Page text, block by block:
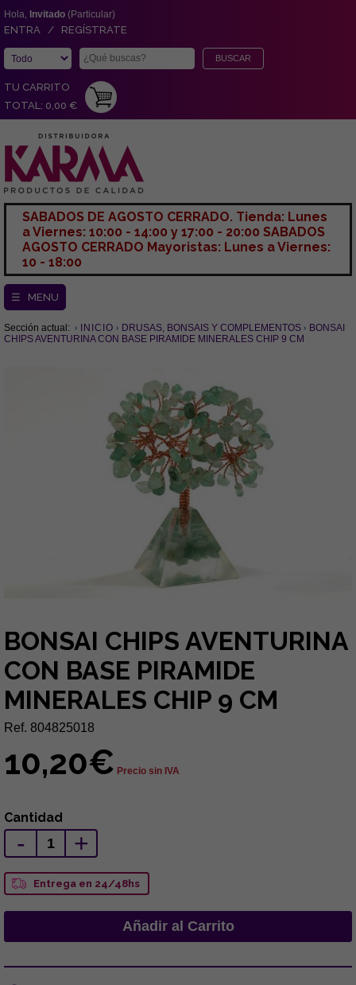
Hola, Invitado (Particular)
ENTRA / REGÍSTRATE
TU CARRITO
TOTAL: 0,00 €
SABADOS DE AGOSTO CERRADO. Tienda: Lunes
a Viernes: 10:00 - 14:00 y 17:00 - 20:00 SABADOS
AGOSTO CERRADO Mayoristas: Lunes a Viernes:
10 - 18:00
☰ MENU
Sección actual: INICIO DRUSAS, BONSAIS Y COMPLEMENTOS
BONSAI
CHIPS AVENTURINA CON BASE PIRAMIDE MINERALES CHIP 9 CM
BONSAI CHIPS AVENTURINA
CON BASE PIRAMIDE
MINERALES CHIP 9 CM
Ref. 804825018
10,20€ Precio sin IVA
Cantidad
- +
Entrega en 24/48hs